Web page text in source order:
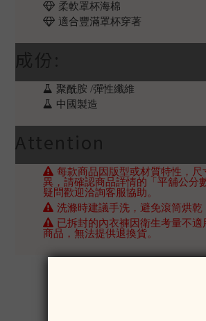
柔軟罩杯海棉
適合豐滿罩杯穿著
成份:
聚酰胺 /彈性纖維
中國製造
Attention
每款商品因版型或材質特性，尺
異，請確認商品詳情的「平舖公分
疑問歡迎洽詢客服協助。
洗滌時建議手洗，避免滾筒烘乾
已拆封的內衣褲因衛生考量不適
商品，無法提供退換貨。